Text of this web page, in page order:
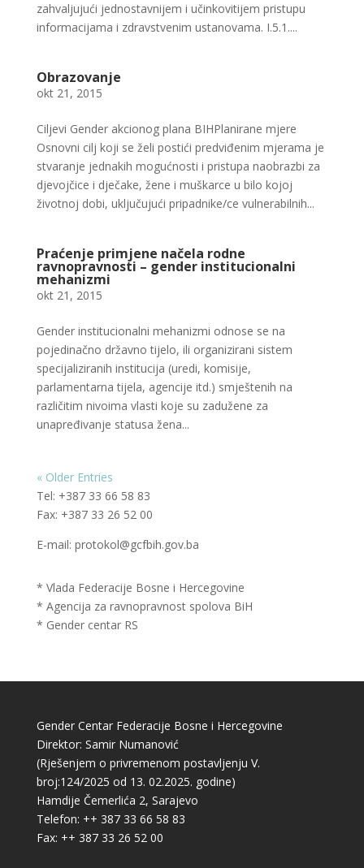
zahvaljujući jednostavnijem i učinkovitijem pristupu
informacijama i zdravstvenim ustanovama. I.5.1....
Obrazovanje
okt 21, 2015
Ciljevi Gender akcionog plana BIHPlanirane mjere
Osnovni cilj koji se želi postići predviđenim mjerama je
stvaranje jednakih mogućnosti i pristupa naobrazbi za
djevojčice i dječake, žene i muškarce u bilo kojoj
životnoj dobi, uključujući pripadnike/ce vulnerabilnih...
Praćenje primjene načela rodne
ravnopravnosti – gender institucionalni
mehanizmi
okt 21, 2015
Gender institucionalni mehanizmi odnose se na
pojedinačno državno tijelo, ili organizirani sistem
specijaliziranih institucija (uredi, komisije,
parlamentarna tijela, agencije itd.) smještenih na
različitim nivoima vlasti koje su zadužene za
unapređivanje statusa žena...
« Older Entries
Tel: +387 33 66 58 83
Fax: +387 33 26 52 00
E-mail: protokol@gcfbih.gov.ba
* Vlada Federacije Bosne i Hercegovine
* Agencija za ravnopravnost spolova BiH
* Gender centar RS
Gender Centar Federacije Bosne i Hercegovine
Direktor: Samir Numanović
(Rješenjem o privremenom postavljenju V.
broj:124/2025 od 13. 02.2025. godine)
Hamdije Čemerlića 2, Sarajevo
Telefon: ++ 387 33 66 58 83
Fax: ++ 387 33 26 52 00